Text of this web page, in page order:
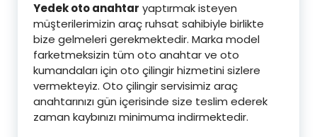
Yedek oto anahtar yaptırmak isteyen
müşterilerimizin araç ruhsat sahibiyle birlikte
bize gelmeleri gerekmektedir. Marka model
farketmeksizin tüm oto anahtar ve oto
kumandaları için oto çilingir hizmetini sizlere
vermekteyiz. Oto çilingir servisimiz araç
anahtarınızı gün içerisinde size teslim ederek
zaman kaybınızı minimuma indirmektedir.